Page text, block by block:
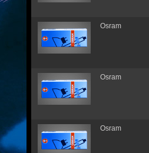
Osram
Osram
Osram